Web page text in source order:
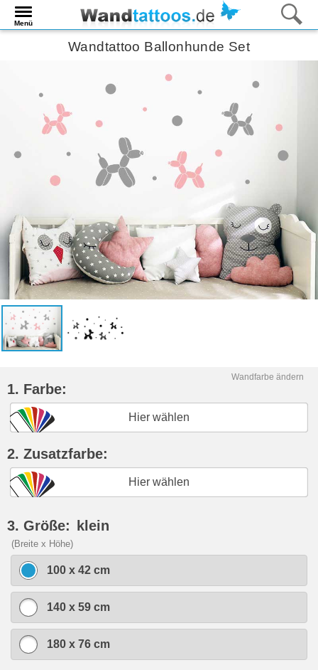
Menü
Wandtattoo Ballonhunde Set
Wandfarbe ändern
1. Farbe:
Hier wählen
2. Zusatzfarbe:
Hier wählen
3. Größe: klein
(Breite x Höhe)
100 x 42 cm
140 x 59 cm
180 x 76 cm